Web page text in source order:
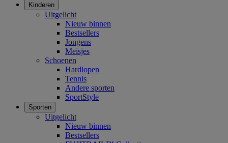
Kinderen
Uitgelicht
Nieuw binnen
Bestsellers
Jongens
Meisjes
Schoenen
Hardlopen
Tennis
Andere sporten
SportStyle
Sporten
Uitgelicht
Nieuw binnen
Bestsellers